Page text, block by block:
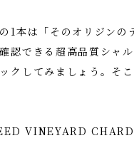
1本は「そのオリジン
認できる超高品質シャ
クしてみましょう。そ
VINEYARD